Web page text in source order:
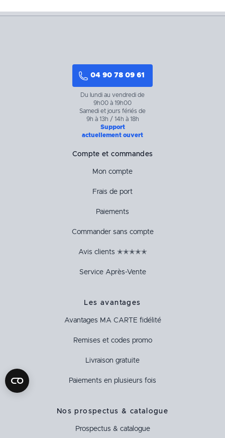
04 90 78 09 61
Du lundi au vendredi de
9h00 à 19h00
Samedi et jours fériés de
9h à 13h / 14h à 18h
Support
actuellement ouvert
Compte et commandes
Mon compte
Frais de port
Paiements
Commander sans compte
Avis clients ✭✭✭✭✭
Service Après-Vente
Les avantages
Avantages MA CARTE fidélité
Remises et codes promo
Livraison gratuite
Paiements en plusieurs fois
Nos prospectus & catalogue
Prospectus & catalogue